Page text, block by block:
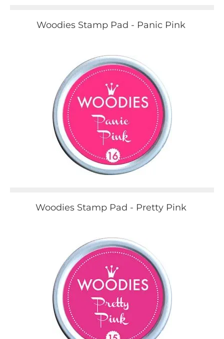
Woodies Stamp Pad - Panic Pink
Woodies Stamp Pad - Pretty Pink